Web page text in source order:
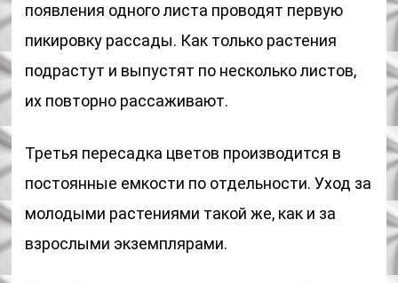
появления одного листа проводят первую
пикировку рассады. Как только растения
подрастут и выпустят по несколько листов,
их повторно рассаживают.
Третья пересадка цветов производится в
постоянные емкости по отдельности. Уход за
молодыми растениями такой же, как и за
взрослыми экземплярами.